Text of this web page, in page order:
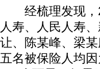
经梳理发现，
人寿、人民人寿
让、陈某峰、梁
五名被保险人均